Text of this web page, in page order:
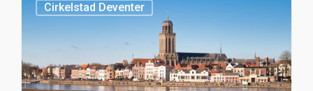
Cirkelstad Deventer